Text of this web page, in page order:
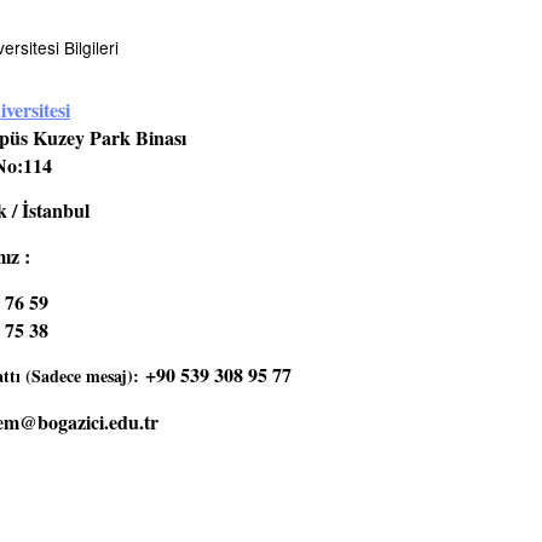
Bilgileri
Kuzey Park Binası
/ İstanbul
:
59
38
(Sadece mesaj): +90 539 308 95 77